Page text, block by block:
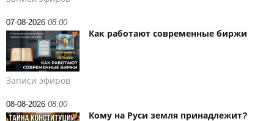
07-08-2026 08:00
Как работают современные биржи
Записи эфиров
08-08-2026 08:00
Кому на Руси земля принадлежит?